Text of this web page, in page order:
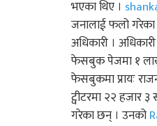
भएका थिए ।
जनालाई फलो गरेका
अधिकारी ।
फेसबुक पेजमा १
फेसबुकमा प्रायः
ट्वीटरमा २२
गरेका छन् । उनको